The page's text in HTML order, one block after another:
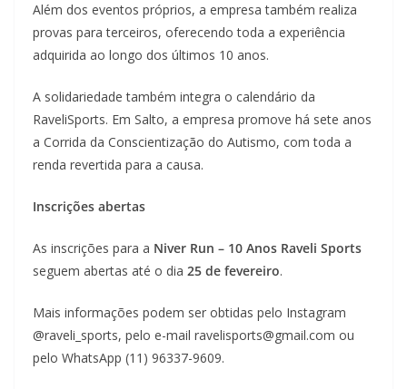
Além dos eventos próprios, a empresa também realiza
provas para terceiros, oferecendo toda a experiência
adquirida ao longo dos últimos 10 anos.
A solidariedade também integra o calendário da
RaveliSports. Em Salto, a empresa promove há sete anos
a Corrida da Conscientização do Autismo, com toda a
renda revertida para a causa.
Inscrições abertas
As inscrições para a Niver Run – 10 Anos Raveli Sports
seguem abertas até o dia 25 de fevereiro.
Mais informações podem ser obtidas pelo Instagram
@raveli_sports, pelo e-mail ravelisports@gmail.com ou
pelo WhatsApp (11) 96337-9609.